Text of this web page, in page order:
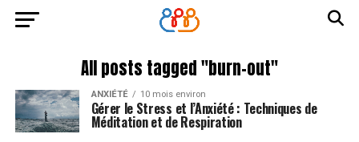
All posts tagged "burn-out"
ANXIÉTÉ 10 mois environ
Gérer le Stress et l’Anxiété : Techniques de
Méditation et de Respiration